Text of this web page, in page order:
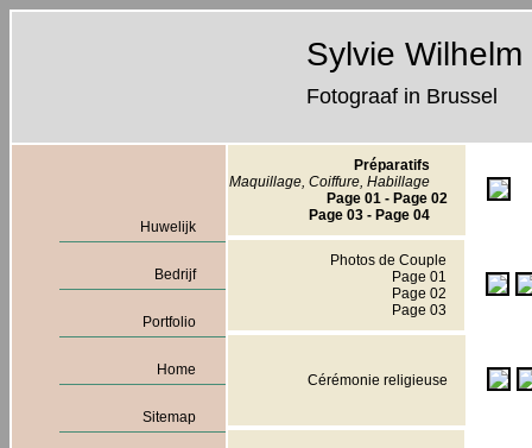
Sylvie Wilhelm
Fotograaf in Brussel
Huwelijk
Bedrijf
Portfolio
Home
Sitemap
Préparatifs
Maquillage, Coiffure, Habillage
Page 01 - Page 02
Page 03 - Page 04
Photos de Couple
Page 01
Page 02
Page 03
Cérémonie religieuse